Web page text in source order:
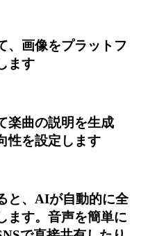
、画像をプラットフ
ます
楽曲の説明を生成
性を設定します
と、AIが自動的に全
ます。音声を簡単に